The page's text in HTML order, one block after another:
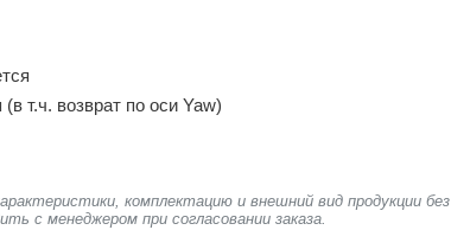
т.ч. возврат по оси Yaw)
комплектацию и внешний вид продукции без
с менеджером при согласовании заказа.